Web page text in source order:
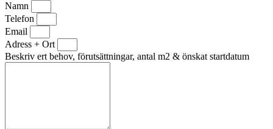
Namn
Telefon
Email
Adress + Ort
Beskriv ert behov, förutsättningar, antal m2 & önskat startdatum